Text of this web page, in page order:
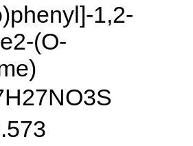
1,2-
(O-